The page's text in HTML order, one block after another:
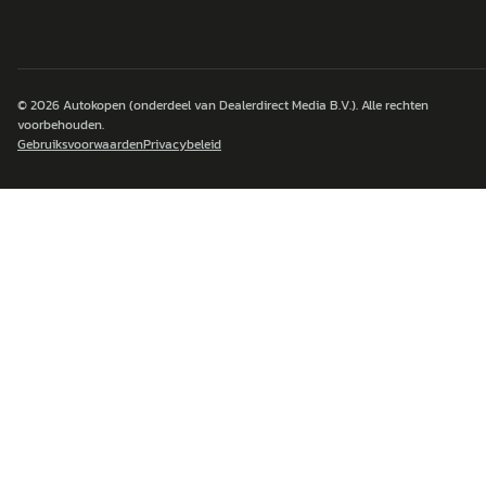
© 2026Autokopen(onderdeel van Dealerdirect Media B.V.). Alle rechten
voorbehouden.
GebruiksvoorwaardenPrivacybeleid